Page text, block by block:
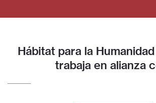
Hábitat para la
trabaja en alianza